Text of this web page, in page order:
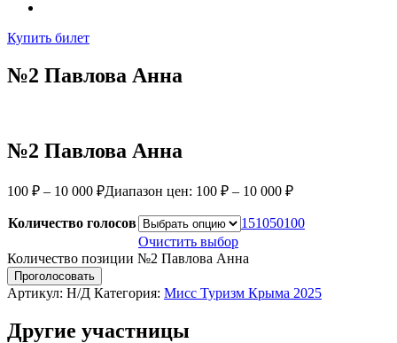
Купить билет
№2 Павлова Анна
№2 Павлова Анна
100 ₽ – 10 000 ₽Диапазон цен: 100 ₽ – 10 000 ₽
Количество голосов 1 51050100
Очистить выбор
Количество позиции №2 Павлова Анна
Проголосовать
Артикул: Н/Д Категория: Мисс Туризм Крыма 2025
Другие участницы